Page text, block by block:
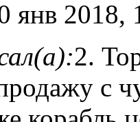
янв 2018,
2.
с